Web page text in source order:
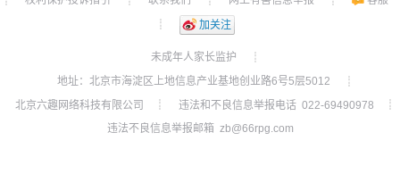
┊
加关注
未成年人家长监护
┊
地址：北京市海淀区上地信息产业基地创业路6号5层5012
┊
北京六趣网络科技有限公司
┊ 违法和不良信息举报电话 022-69490978
┊
违法不良信息举报邮箱 zb@66rpg.com